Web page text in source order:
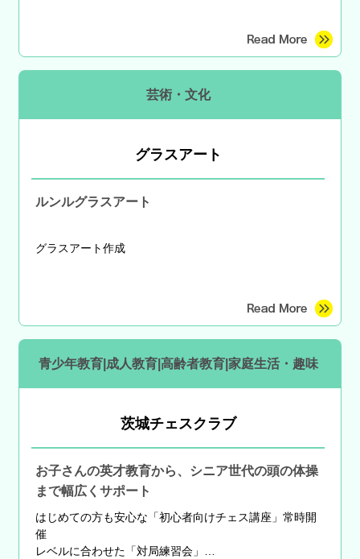
芸術・文化
グラスアート
ルンルグラスアート
グラスアート作成
青少年教育|成人教育|高齢者教育|家庭生活・趣味
茨城チェスクラブ
お子さんの英才教育から、シニア世代の頭の体操
まで幅広くサポート
はじめての方も安心な 「初心者向けチェス講座」常時開
催
レベルに合わせた「対局練習会」